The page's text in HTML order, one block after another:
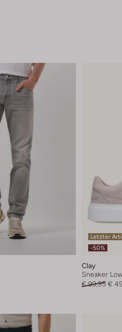
Letzter
-50%
Clay
Sneaker
€ 99,95 €